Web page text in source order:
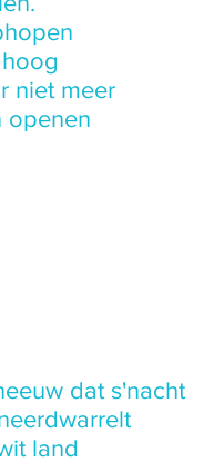
niet meer
openen
dat s'nacht
land